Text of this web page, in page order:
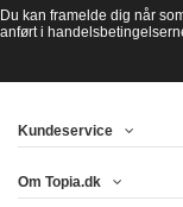
Du kan framelde dig når
anført i
Kundeservice
Om Topia.dk